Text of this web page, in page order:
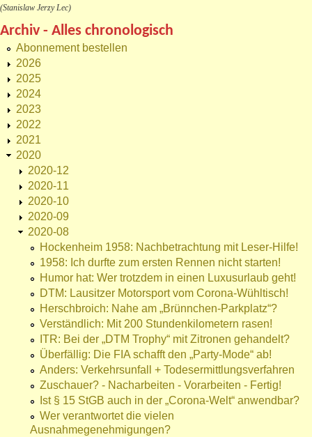
(Stanislaw Jerzy Lec)
Archiv - Alles chronologisch
Abonnement bestellen
2026
2025
2024
2023
2022
2021
2020
2020-12
2020-11
2020-10
2020-09
2020-08
Hockenheim 1958: Nachbetrachtung mit Leser-Hilfe!
1958: Ich durfte zum ersten Rennen nicht starten!
Humor hat: Wer trotzdem in einen Luxusurlaub geht!
DTM: Lausitzer Motorsport vom Corona-Wühltisch!
Herschbroich: Nahe am „Brünnchen-Parkplatz“?
Verständlich: Mit 200 Stundenkilometern rasen!
ITR: Bei der „DTM Trophy“ mit Zitronen gehandelt?
Überfällig: Die FIA schafft den „Party-Mode“ ab!
Anders: Verkehrsunfall + Todesermittlungsverfahren
Zuschauer? - Nacharbeiten - Vorarbeiten - Fertig!
Ist § 15 StGB auch in der „Corona-Welt“ anwendbar?
Wer verantwortet die vielen
Ausnahmegenehmigungen?